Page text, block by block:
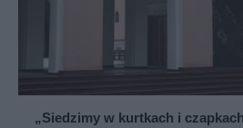
„Siedzimy w kurtkach i